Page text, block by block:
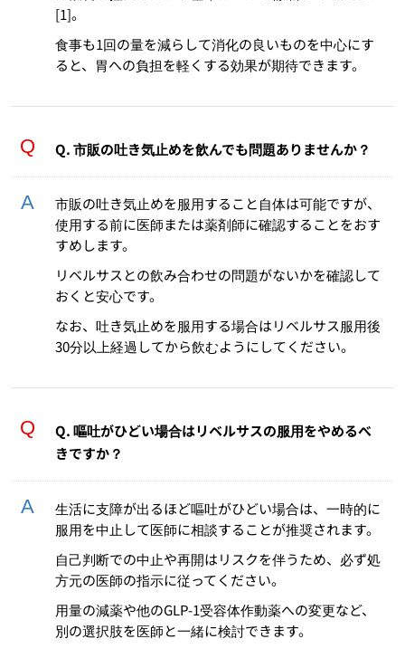
[1]。
食事も1回の量を減らして消化の良いものを中心にす
ると、胃への負担を軽くする効果が期待できます。
Q. 市販の吐き気止めを飲んでも問題ありませんか？
市販の吐き気止めを服用すること自体は可能ですが、
使用する前に医師または薬剤師に確認することをおす
すめします。
リベルサスとの飲み合わせの問題がないかを確認して
おくと安心です。
なお、吐き気止めを服用する場合はリベルサス服用後
30分以上経過してから飲むようにしてください。
Q. 嘔吐がひどい場合はリベルサスの服用をやめるべ
きですか？
生活に支障が出るほど嘔吐がひどい場合は、一時的に
服用を中止して医師に相談することが推奨されます。
自己判断での中止や再開はリスクを伴うため、必ず処
方元の医師の指示に従ってください。
用量の減薬や他のGLP-1受容体作動薬への変更など、
別の選択肢を医師と一緒に検討できます。